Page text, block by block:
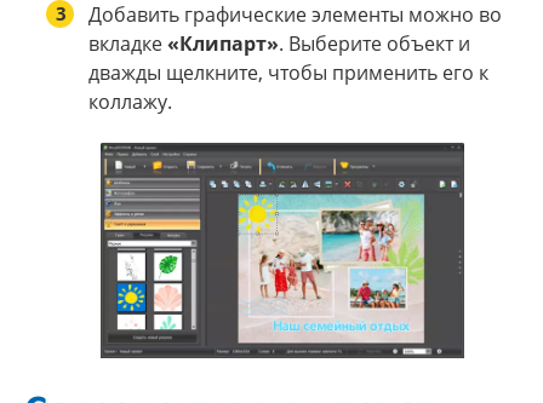
3
Добавить графические элементы можно во
вкладке«Клипарт». Выберите объект и
дважды щелкните, чтобы применить его к
коллажу.